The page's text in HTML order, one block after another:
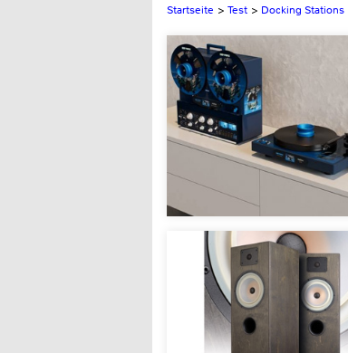
Startseite > Test > Docking Stations